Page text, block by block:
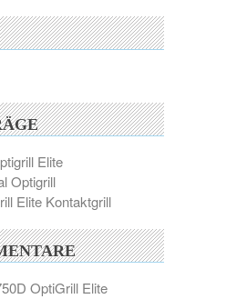
Elite
Optigrill
Elite Kontaktgrill
OptiGrill Elite